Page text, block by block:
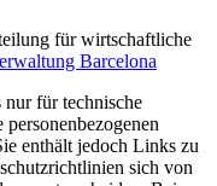
für wirtschaftliche
Barcelona
nur für technische
enthält jedoch Links zu
sich von